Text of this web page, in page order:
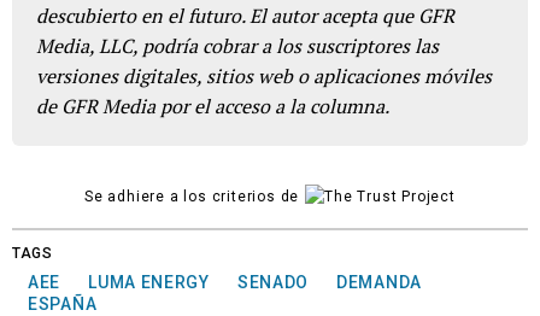
descubierto en el futuro. El autor acepta que GFR
Media, LLC, podría cobrar a los suscriptores las
versiones digitales, sitios web o aplicaciones móviles
de GFR Media por el acceso a la columna.
Se adhiere a los criterios de
TAGS
AEE LUMA ENERGY SENADO
DEMANDA
ESPAÑA